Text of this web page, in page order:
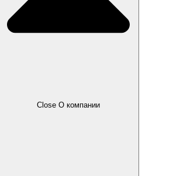
Close О компании